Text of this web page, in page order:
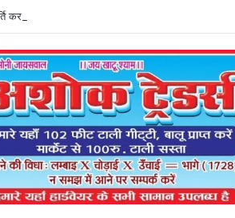
कर रहे डीएओ, किसानों को लूट रहे निजी दुकानदार